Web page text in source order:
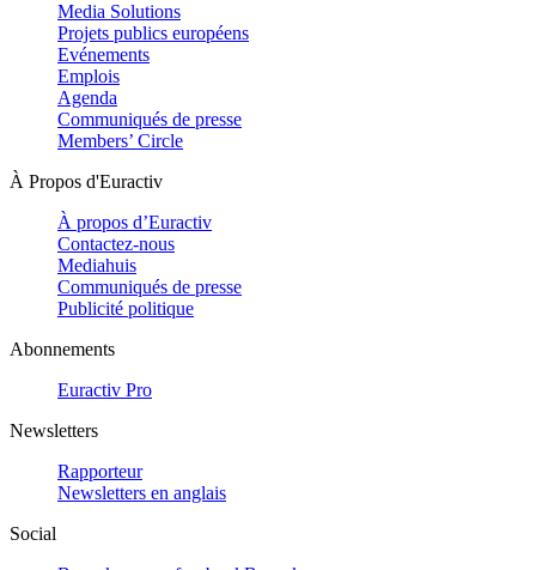
Media Solutions
Projets publics européens
Evénements
Emplois
Agenda
Communiqués de presse
Members’ Circle
À Propos d'Euractiv
À propos d’Euractiv
Contactez-nous
Mediahuis
Communiqués de presse
Publicité politique
Abonnements
Euractiv Pro
Newsletters
Rapporteur
Newsletters en anglais
Social